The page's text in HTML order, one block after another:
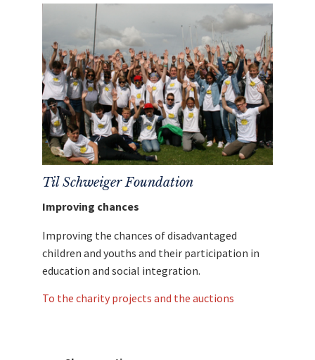
Den Erlös der Auktion „Besondere
Auszeichnung: Til Schweigers Doppel-Platin-
Award für „Keinohrhasen““ leiten wir direkt,
ohne Abzug von Kosten, an dieTil Schweiger
Foundationweiter.
Til Schweiger Foundation
Improving chances
Improving the chances of disadvantaged
children and youths and their participation in
education and social integration.
To the charity projects and the auctions